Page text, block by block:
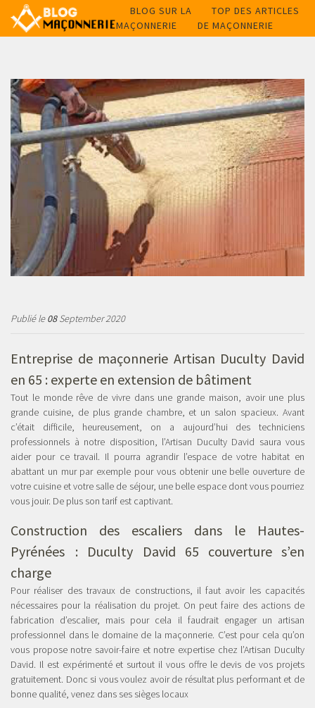
BLOG SUR LA
MAÇONNERIE
TOP DES ARTICLES
DE MAÇONNERIE
Publié le08September 2020
Entreprise de maçonnerie Artisan Duculty David
en 65 : experte en extension de bâtiment
Tout le monde rêve de vivre dans une grande maison, avoir une plus
grande cuisine, de plus grande chambre, et un salon spacieux. Avant
c’était difficile, heureusement, on a aujourd’hui des techniciens
professionnels à notre disposition, l’Artisan Duculty David saura vous
aider pour ce travail. Il pourra agrandir l’espace de votre habitat en
abattant un mur par exemple pour vous obtenir une belle ouverture de
votre cuisine et votre salle de séjour, une belle espace dont vous pourriez
vous jouir. De plus son tarif est captivant.
Construction des escaliers dans le Hautes-
Pyrénées : Duculty David 65 couverture s’en
charge
Pour réaliser des travaux de constructions, il faut avoir les capacités
nécessaires pour la réalisation du projet. On peut faire des actions de
fabrication d’escalier, mais pour cela il faudrait engager un artisan
professionnel dans le domaine de la maçonnerie. C’est pour cela qu’on
vous propose notre savoir-faire et notre expertise chez l’Artisan Duculty
David. Il est expérimenté et surtout il vous offre le devis de vos projets
gratuitement. Donc si vous voulez avoir de résultat plus performant et de
bonne qualité, venez dans ses sièges locaux